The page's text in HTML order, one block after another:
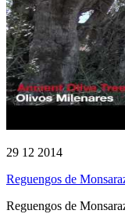
29 12 2014
Reguengos de
Reguengos de